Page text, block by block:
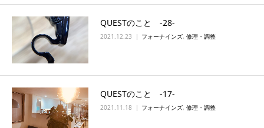
QUESTのこと ‐28‐
2021.12.23 フォーナインズ, 修理・調整
QUESTのこと ‐17‐
2021.11.18 フォーナインズ, 修理・調整